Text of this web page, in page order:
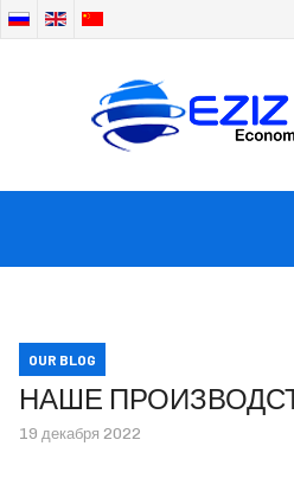
OUR BLOG
НАШЕ
19 декабря 2022